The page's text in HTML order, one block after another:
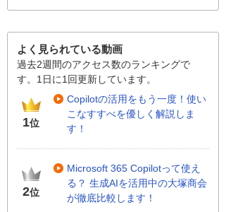
よく見られている動画
過去2週間のアクセス数のランキングで
す。1日に1回更新しています。
1位
Copilotの活用をもう一度！使い
こなすすべを優しく解説しま
す！
2位
Microsoft 365 Copilotって使え
る？ 生成AIを活用中の大塚商会
が徹底比較します！